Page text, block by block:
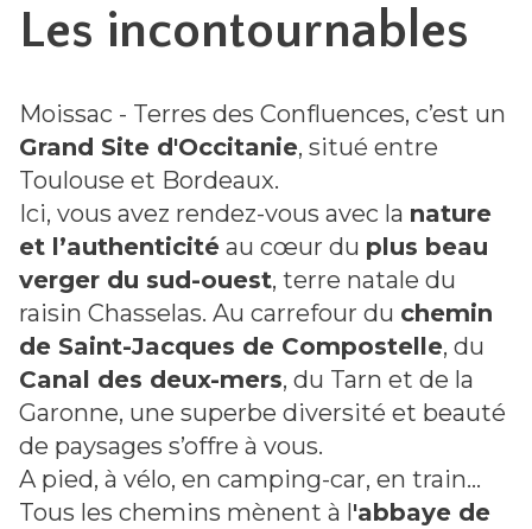
Les incontournables
Moissac - Terres des Confluences, c’est un
Grand Site d'Occitanie, situé entre
Toulouse et Bordeaux.
Ici, vous avez rendez-vous avec la nature
et l’authenticité au cœur du plus beau
verger du sud-ouest, terre natale du
raisin Chasselas. Au carrefour du chemin
de Saint-Jacques de Compostelle, du
Canal des deux-mers, du Tarn et de la
Garonne, une superbe diversité et beauté
de paysages s’offre à vous.
A pied, à vélo, en camping-car, en train…
Tous les chemins mènent à l'abbaye de